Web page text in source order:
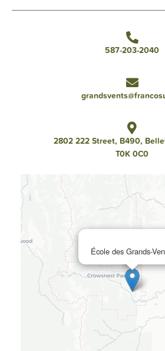
587-203-2040
2802 222 Street, B490,
T0K 0C0
École des Grands-